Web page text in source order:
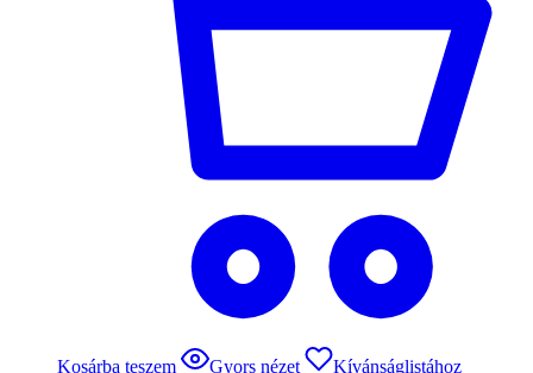
Kosárba teszem Gyors nézet Kívánságlistához